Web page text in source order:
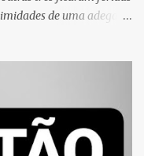
de uma adega. O
ainda no local. Outras
Até o momento, não
o estado de saúde dos